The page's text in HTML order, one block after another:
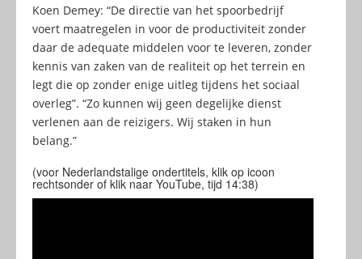
Koen Demey: “De directie van het spoorbedrijf
voert maatregelen in voor de productiviteit zonder
daar de adequate middelen voor te leveren, zonder
kennis van zaken van de realiteit op het terrein en
legt die op zonder enige uitleg tijdens het sociaal
overleg”. “Zo kunnen wij geen degelijke dienst
verlenen aan de reizigers. Wij staken in hun
belang.”
(voor Nederlandstalige ondertitels, klik op icoon
rechtsonder of klik naar YouTube, tijd 14:38)